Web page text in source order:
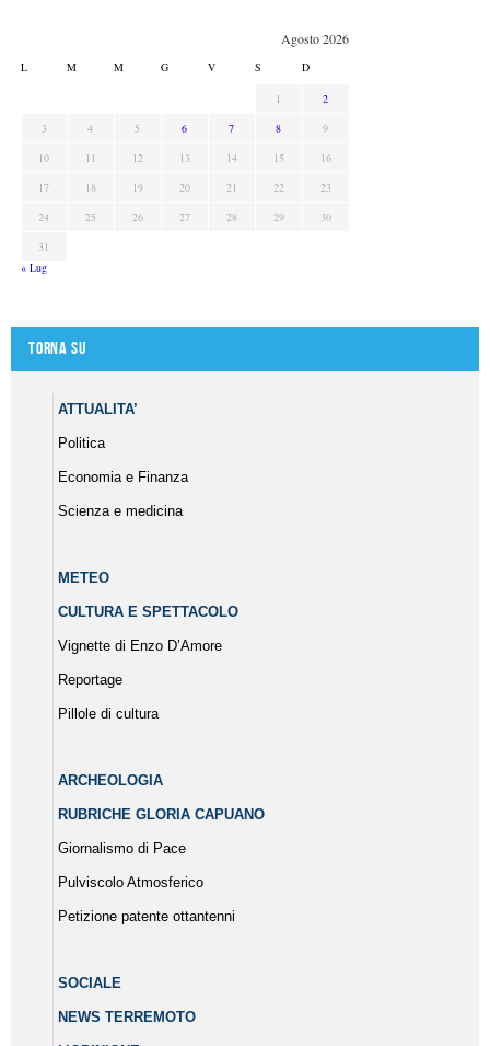
Agosto 2026
L M M G V S D
1
2
3
4 5 6 7 8
9
10
11 12 13 14 15
16
17
18 19 20 21 22
23
24
25 26 27 28 29
30
31
« Lug
Torna su
ATTUALITA’
Politica
Economia e Finanza
Scienza e medicina
METEO
CULTURA E SPETTACOLO
Vignette di Enzo D’Amore
Reportage
Pillole di cultura
ARCHEOLOGIA
RUBRICHE GLORIA CAPUANO
Giornalismo di Pace
Pulviscolo Atmosferico
Petizione patente ottantenni
SOCIALE
NEWS TERREMOTO